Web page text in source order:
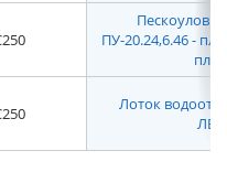
ПУ-20.24,6.46 -
Лоток
ЛВ-